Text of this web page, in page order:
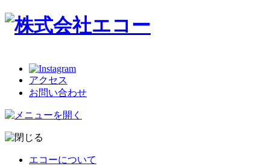
アクセス
お問い合わせ
エコーについて